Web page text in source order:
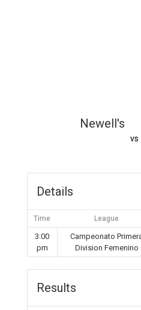
Newell's
vs
Details
Time League
3:00
pm
Campeonato
Division Femenino
Results